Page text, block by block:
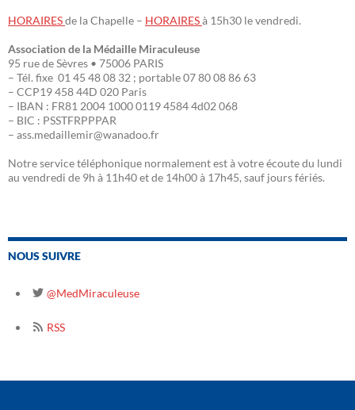
HORAIRESde la Chapelle – HORAIRESà 15h30 le vendredi.
Association de la Médaille Miraculeuse
95 rue de Sèvres • 75006 PARIS
– Tél. fixe 01 45 48 08 32 ; portable 07 80 08 86 63
– CCP19 458 44D 020 Paris
– IBAN : FR81 2004 1000 0119 4584 4d02 068
– BIC : PSSTFRPPPAR
– ass.medaillemir@wanadoo.fr
Notre service téléphonique normalement est à votre écoute du lundi
au vendredi de 9h à 11h40 et de 14h00 à 17h45, sauf jours fériés.
NOUS SUIVRE
@MedMiraculeuse
RSS